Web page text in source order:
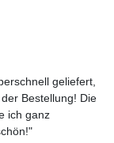
geliefert,
Bestellung! Die
ich ganz